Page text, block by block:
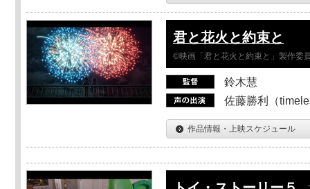
君と花火と約束と
©映画「君と花火と約束と」製作委
鈴木慧
佐藤勝利（
作品情報・上映スケジュール